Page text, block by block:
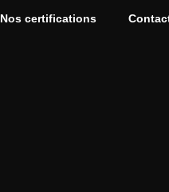
Nos certifications